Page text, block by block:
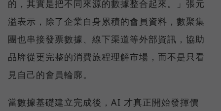
的，其實是把不同來源的數據整合起來。」張元
溢表示，除了企業自身累積的會員資料，數聚集
團也串接發票數據、線下渠道等外部資訊，協助
品牌從更完整的消費旅程理解市場，而不是只看
見自己的會員輪廓。
當數據基礎建立完成後，AI 才真正開始發揮價